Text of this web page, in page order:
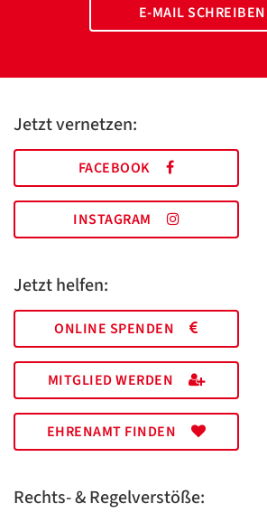
E-MAIL SCHREIBEN
Jetzt vernetzen:
FACEBOOK
INSTAGRAM
Jetzt helfen:
ONLINE SPENDEN
MITGLIED WERDEN
EHRENAMT FINDEN
Rechts- & Regelverstöße: